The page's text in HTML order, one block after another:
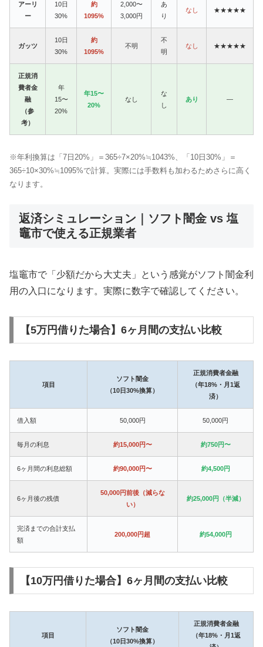
アーリ
ー
10日
30%
約
1095%
2,000〜
3,000円
あ
り
なし ★★★★★
ガッツ
10日
30%
約
1095%
不明
不
明
なし ★★★★★
正規消
費者金
融
（参
考）
年
15〜
20%
年15〜
20%
なし
な
し
あり —
※年利換算は「7日20%」＝365÷7×20%≒1043%、「10日30%」＝
365÷10×30%≒1095%で計算。実際には手数料も加わるためさらに高く
なります。
返済シミュレーション｜ソフト闇金 vs 塩
竈市で使える正規業者
塩竈市で「少額だから大丈夫」という感覚がソフト闇金利
用の入口になります。実際に数字で確認してください。
【5万円借りた場合】6ヶ月間の支払い比較
項目
ソフト闇金
（10日30%換算）
正規消費者金融
（年18%・月1返
済）
借入額 50,000円 50,000円
毎月の利息 約15,000円〜 約750円〜
6ヶ月間の利息総額 約90,000円〜 約4,500円
6ヶ月後の残債
50,000円前後（減らな
い）
約25,000円（半減）
完済までの合計支払
額
200,000円超 約54,000円
【10万円借りた場合】6ヶ月間の支払い比較
項目
ソフト闇金
（10日30%換算）
正規消費者金融
（年18%・月1返